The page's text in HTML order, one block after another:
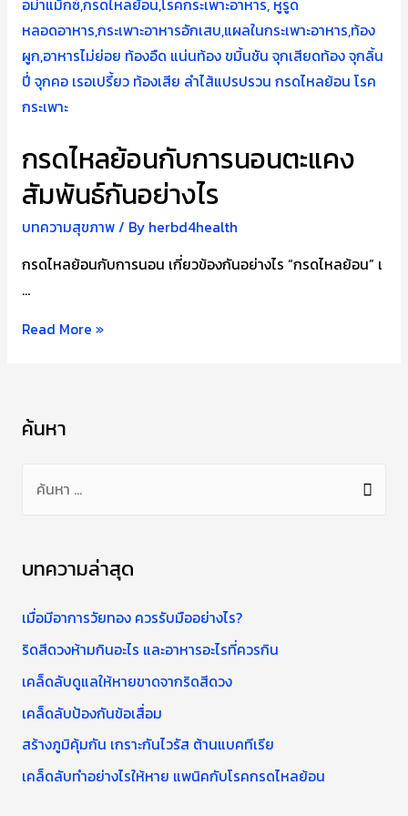
เห็น
ผล
หายขาด
กรด
ไหล
กรดไหลย้อนกับการนอนตะแคง
สัมพันธ์กันอย่างไร
บทความสุขภาพ/ By herbd4health
กรดไหลย้อนกับการนอน เกี่ยวข้องกันอย่างไร “กรดไหลย้อน” เ
…
กรด
การ
ตะแคง
Read More »
ค้นหา
า
ห
รั
บ
บทความล่าสุด
เมื่อมีอาการวัยทอง ควรรับมืออย่างไร?
ริดสีดวงห้ามกินอะไร และอาหารอะไรที่ควรกิน
เคล็ดลับดูแลให้หายขาดจากริดสีดวง
เคล็ดลับป้องกันข้อเสื่อม
สร้างภูมิคุ้มกัน เกราะกันไวรัส ต้านแบคทีเรีย
เคล็ดลับทำอย่างไรให้หาย แพนิคกับโรคกรดไหลย้อน